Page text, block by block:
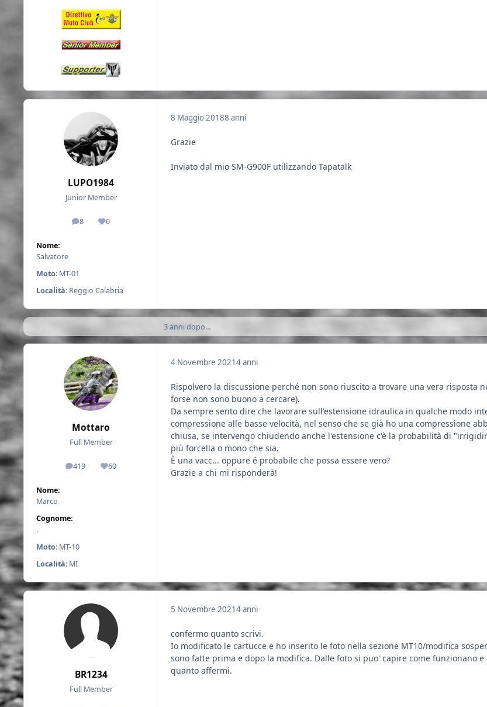
LUPO1984
Junior Member
8
messaggi
0
Reputazione
Nome:
Salvatore
Moto: MT-01
Località: Reggio Calabria
8 Maggio 20188 anni
Grazie
Inviato dal mio SM-G900F utilizzando Tapatalk
3 anni dopo...
Mottaro
Full Member
419
messaggi60
Reputazione
Nome:
Marco
Cognome:
.
Moto: MT-10
Località: MI
4 Novembre 20214 anni
Rispolvero la discussione perché non sono riuscito a trovare una vera risposta
forse non sono buono a cercare).
Da sempre sento dire che lavorare sull'estensione idraulica in qualche modo
compressione alle basse velocità, nel senso che se già ho una compressione
chiusa, se intervengo chiudendo anche l'estensione c'è la probabilità di
più forcella o mono che sia.
È una vacc... oppure é probabile che possa essere vero?
Grazie a chi mi risponderà!
BR1234
Full Member
5 Novembre 20214 anni
confermo quanto scrivi.
Io modificato le cartucce e ho inserito le foto nella sezione MT10/modifica
sono fatte prima e dopo la modifica. Dalle foto si puo' capire come funzionano
quanto affermi.